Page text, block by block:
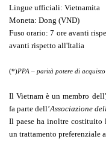
Lingue ufficiali: Vietnamita
Moneta: Dong (VND)
Fuso orario: 7 ore avanti
avanti rispetto all'Italia
(*)PPA – parità potere di acquisto
Il Vietnam è un membro dell'
fa parte dell’Associazione
Il paese ha inoltre costituito
un trattamento preferenziale